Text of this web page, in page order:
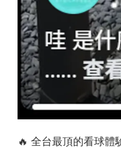
🔥 全台最頂的看球體